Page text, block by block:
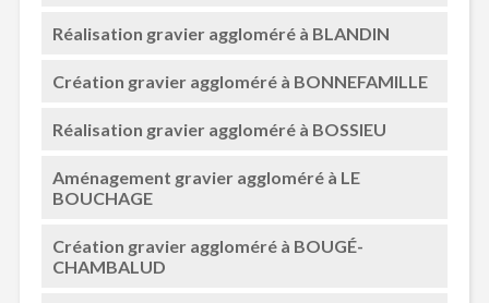
Réalisation gravier aggloméré à BLANDIN
Création gravier aggloméré à BONNEFAMILLE
Réalisation gravier aggloméré à BOSSIEU
Aménagement gravier aggloméré à LE
BOUCHAGE
Création gravier aggloméré à BOUGÉ-
CHAMBALUD